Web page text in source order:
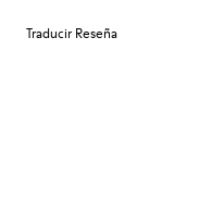
Traducir Reseña